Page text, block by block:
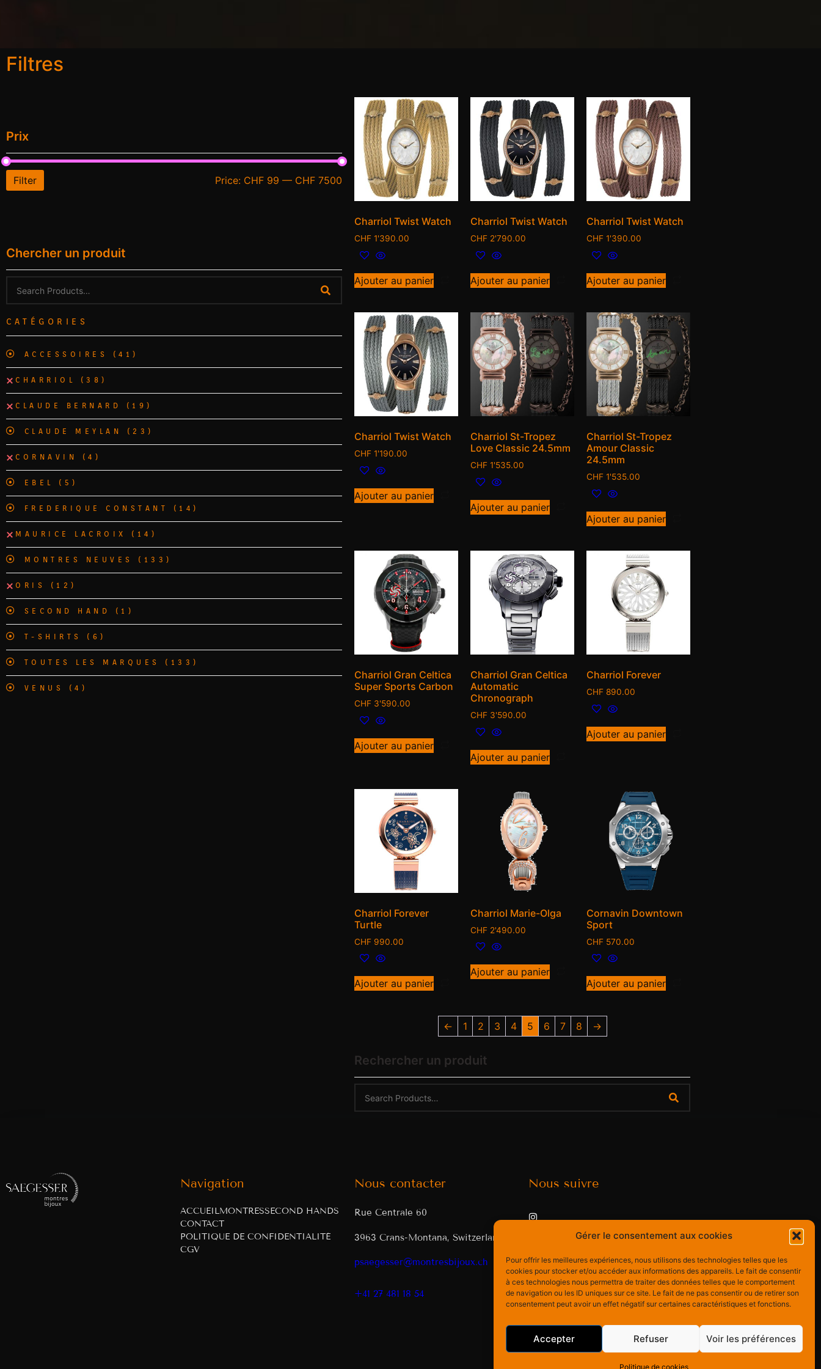
Gérer le consentement aux cookies
Pour offrir les meilleures expériences, nous utilisons des technologies telles que les
cookies pour stocker et/ou accéder aux informations des appareils. Le fait de consentir
à ces technologies nous permettra de traiter des données telles que le comportement
de navigation ou les ID uniques sur ce site. Le fait de ne pas consentir ou de retirer son
consentement peut avoir un effet négatif sur certaines caractéristiques et fonctions.
Accepter Refuser Voir les préférences
Politique de cookies
Filtres
Prix
Filter Price: CHF 99 — CHF 7500
Chercher un produit
CATÉGORIES
ACCESSOIRES (41)
CHARRIOL (38)
CLAUDE BERNARD (19)
CLAUDE MEYLAN (23)
CORNAVIN (4)
EBEL (5)
FREDERIQUE CONSTANT (14)
MAURICE LACROIX (14)
MONTRES NEUVES (133)
ORIS (12)
SECOND HAND (1)
T-SHIRTS (6)
TOUTES LES MARQUES (133)
VENUS (4)
Charriol Twist Watch
CHF 1'390.00
Ajouter au panier
Charriol Twist Watch
CHF 2'790.00
Ajouter au panier
Charriol Twist Watch
CHF 1'390.00
Ajouter au panier
Charriol Twist Watch
CHF 1'190.00
Ajouter au panier
Charriol St-Tropez
Love Classic 24.5mm
CHF 1'535.00
Ajouter au panier
Charriol St-Tropez
Amour Classic
24.5mm
CHF 1'535.00
Ajouter au panier
Charriol Gran Celtica
Super Sports Carbon
CHF 3'590.00
Ajouter au panier
Charriol Gran Celtica
Automatic
Chronograph
CHF 3'590.00
Ajouter au panier
Charriol Forever
CHF 890.00
Ajouter au panier
Charriol Forever
Turtle
CHF 990.00
Ajouter au panier
Charriol Marie-Olga
CHF 2'490.00
Ajouter au panier
Cornavin Downtown
Sport
CHF 570.00
Ajouter au panier
← 1 2 3 4 5 6 7 8 →
Rechercher un produit
Navigation
ACCUEILMONTRESSECOND HANDS
CONTACT
POLITIQUE DE CONFIDENTIALITÉ
CGV
Nous contacter
Rue Centrale 60
3963 Crans-Montana, Switzerland
psaegesser@montresbijoux.ch
+41 27 481 18 54
Nous suivre